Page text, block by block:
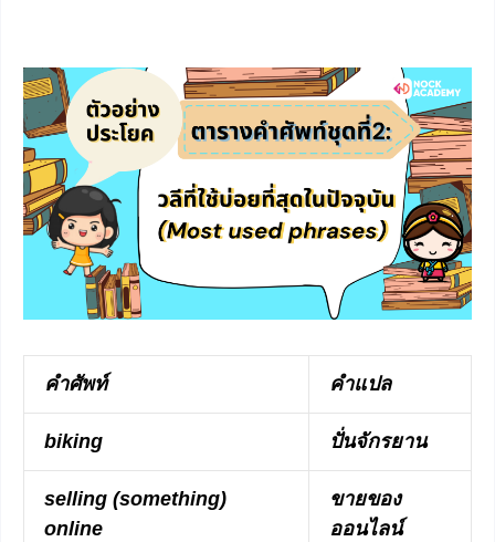
คำศัพท์ คำแปล
biking ปั่นจักรยาน
selling (something)
online
ขายของ
ออนไลน์